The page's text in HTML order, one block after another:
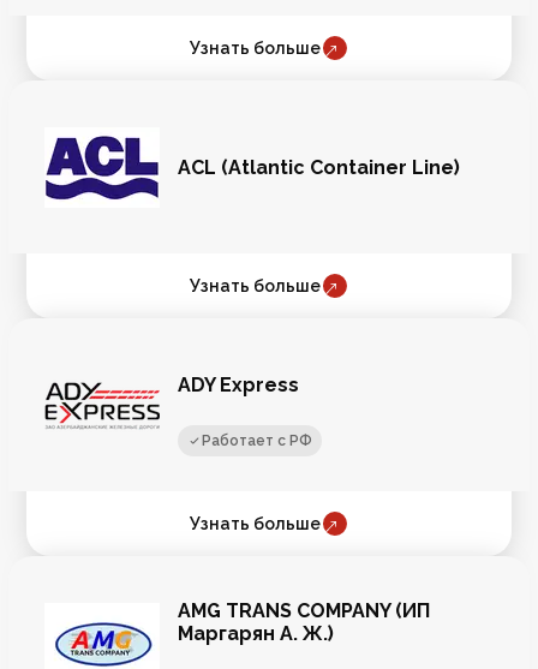
Узнать больше
ACL (Atlantic Container Line)
Узнать больше
ADY Express
Работает с РФ
Узнать больше
AMG TRANS COMPANY (ИП
Маргарян А. Ж.)